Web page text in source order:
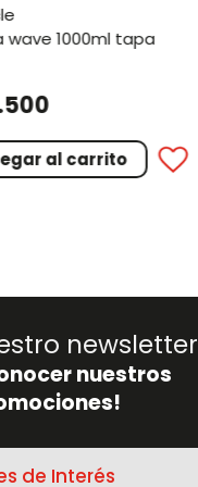
500
al carrito
newsletter
nuestros
de Interés